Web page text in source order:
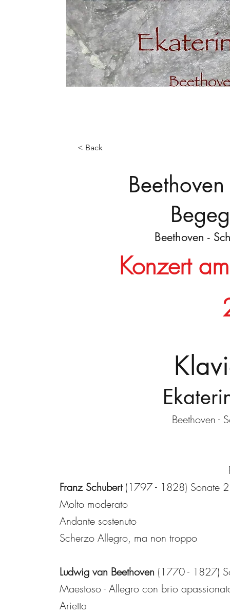
< Back
Beethoven -
Konzert
Beethoven -
Franz Schubert(1797 - 1828) Sonate
Molto moderato
Andante sostenuto
Scherzo Allegro, ma non troppo
Ludwig van Beethoven (1770 - 1827)
Maestoso - Allegro con brio
Arietta